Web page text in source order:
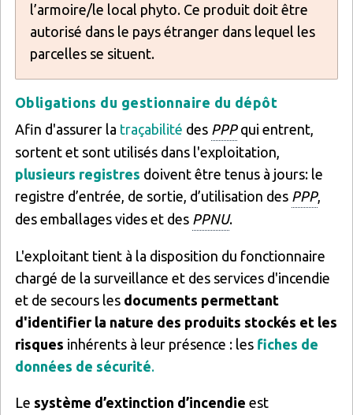
l’armoire/le local phyto. Ce produit doit être
autorisé dans le pays étranger dans lequel les
parcelles se situent.
Obligations du gestionnaire du dépôt
Afin d'assurer la traçabilité des PPPqui entrent,
sortent et sont utilisés dans l'exploitation,
plusieurs registres doivent être tenus à jours: le
registre d’entrée, de sortie, d’utilisation des PPP,
des emballages vides et des PPNU.
L'exploitant tient à la disposition du fonctionnaire
chargé de la surveillance et des services d'incendie
et de secours les documents permettant
d'identifier la nature des produits stockés et les
risques inhérents à leur présence : les fiches de
données de sécurité.
Le système d’extinction d’incendie est